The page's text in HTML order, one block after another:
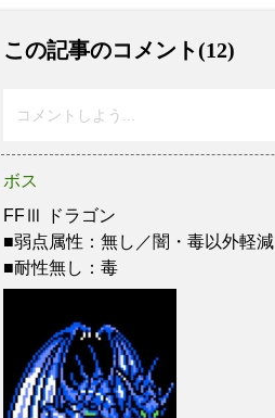
この記事のコメント(12)
コメントしよう...
ボス
FFⅢ ドラゴン
■弱点属性：無し／闇・毒以外軽減
■耐性無し：毒